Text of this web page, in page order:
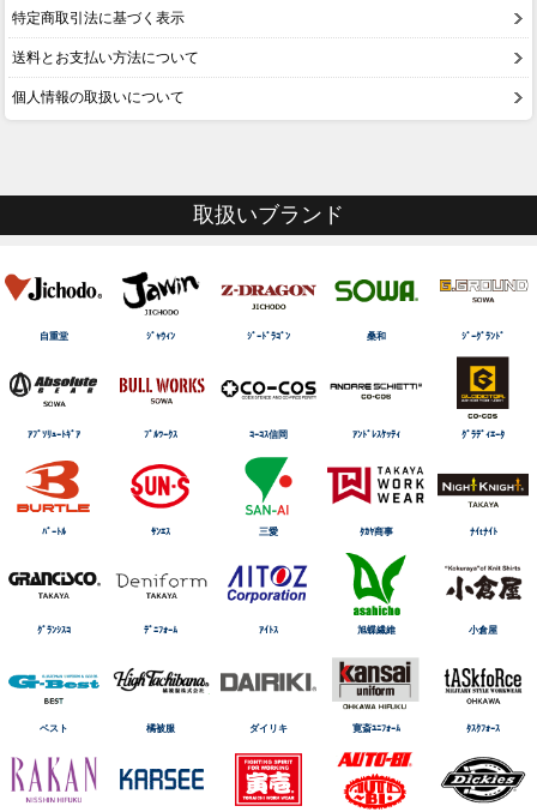
特定商取引法に基づく表示
送料とお支払い方法について
個人情報の取扱いについて
取扱いブランド
自重堂 ｼﾞｬｳｨﾝ ｼﾞｰﾄﾞﾗｺﾞﾝ 桑和 ｼﾞｰｸﾞﾗﾝﾄﾞ
ｱﾌﾞｿﾘｭｰﾄｷﾞｱ ﾌﾞﾙﾜｰｸｽ ｺｰｺｽ信岡 ｱﾝﾄﾞﾚｽｹｯﾃｨ ｸﾞﾗﾃﾞｨｴｰﾀ
ﾊﾞｰﾄﾙ ｻﾝｴｽ 三愛 ﾀｶﾔ商事 ﾅｲtﾅｲﾄ
ｸﾞﾗﾝｼｽｺ ﾃﾞﾆﾌｫｰﾑ ｱｲﾄｽ 旭蝶繊維 小倉屋
ベスト 橘被服 ダイリキ 寛斎ﾕﾆﾌｫｰﾑ ﾀｽｸﾌｫｰｽ